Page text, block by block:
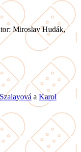
Miroslav Hudák,
a Karol